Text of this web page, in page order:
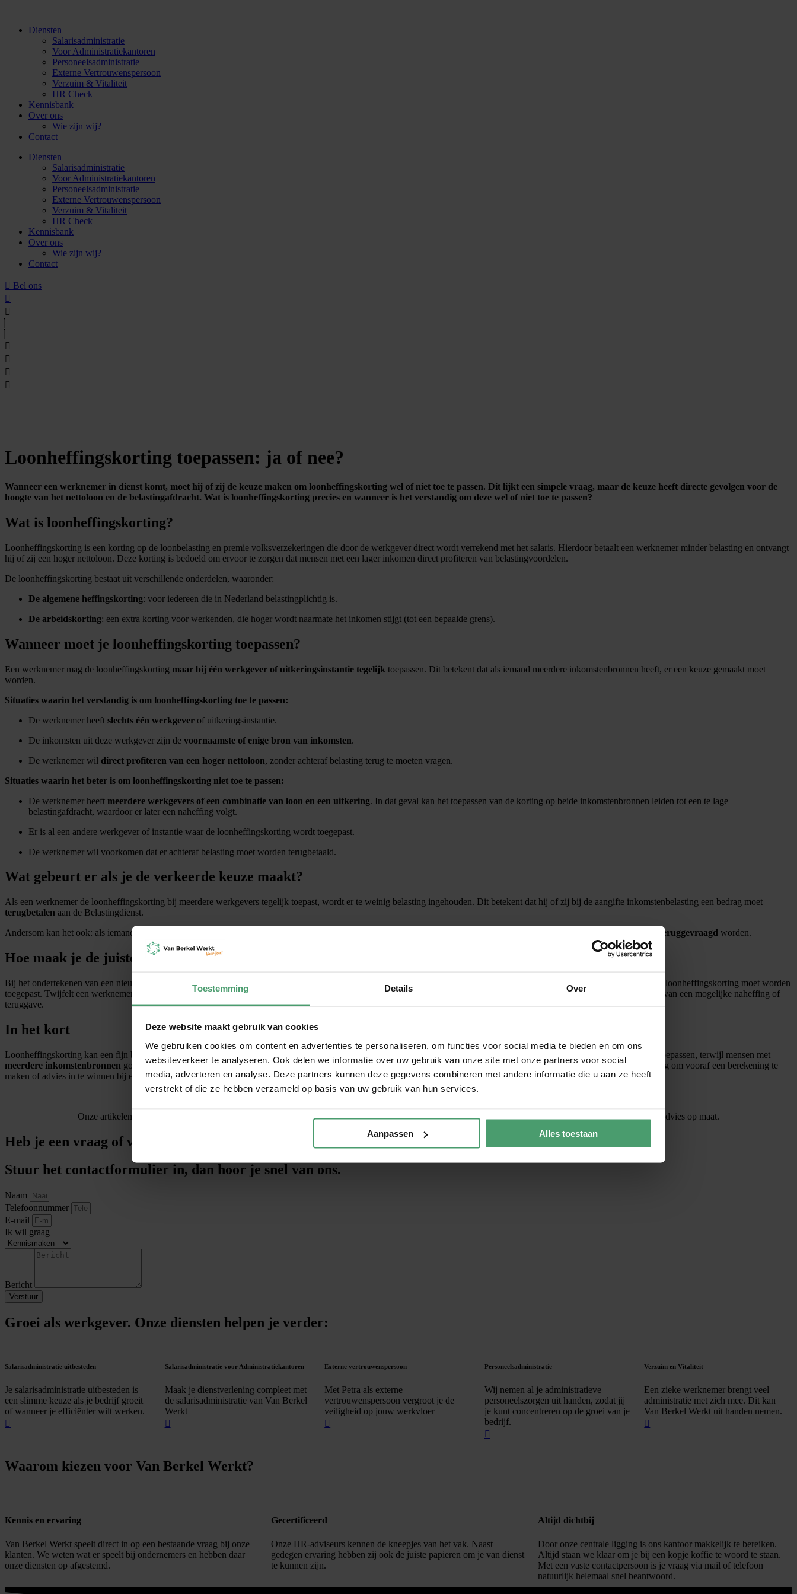
Toestemming Details Over
Deze website maakt gebruik van cookies
We gebruiken cookies om content en advertenties te personaliseren, om functies voor social media te bieden en om ons
websiteverkeer te analyseren. Ook delen we informatie over uw gebruik van onze site met onze partners voor social
media, adverteren en analyse. Deze partners kunnen deze gegevens combineren met andere informatie die u aan ze heeft
verstrekt of die ze hebben verzameld op basis van uw gebruik van hun services.
Aanpassen Alles toestaan
contentDiensten
Salarisadministratie
Voor Administratiekantoren
Personeelsadministratie
Externe Vertrouwenspersoon
Verzuim & Vitaliteit
HR Check
Kennisbank
Over ons
Wie zijn wij?
Contact
Diensten
Salarisadministratie
Voor Administratiekantoren
Personeelsadministratie
Externe Vertrouwenspersoon
Verzuim & Vitaliteit
HR Check
Kennisbank
Over ons
Wie zijn wij?
Contact
Bel ons
Loonheffingskorting toepassen: ja of nee?
Wanneer een werknemer in dienst komt, moet hij of zij de keuze maken om loonheffingskorting wel of niet toe te passen. Dit lijkt een simpele vraag, maar de keuze heeft directe gevolgen voor de
hoogte van het nettoloon en de belastingafdracht. Wat is loonheffingskorting precies en wanneer is het verstandig om deze wel of niet toe te passen?
Wat is loonheffingskorting?
Loonheffingskorting is een korting op de loonbelasting en premie volksverzekeringen die door de werkgever direct wordt verrekend met het salaris. Hierdoor betaalt een werknemer minder belasting en ontvangt
hij of zij een hoger nettoloon. Deze korting is bedoeld om ervoor te zorgen dat mensen met een lager inkomen direct profiteren van belastingvoordelen.
De loonheffingskorting bestaat uit verschillende onderdelen, waaronder:
De algemene heffingskorting: voor iedereen die in Nederland belastingplichtig is.
De arbeidskorting: een extra korting voor werkenden, die hoger wordt naarmate het inkomen stijgt (tot een bepaalde grens).
Wanneer moet je loonheffingskorting toepassen?
Een werknemer mag de loonheffingskorting maar bij één werkgever of uitkeringsinstantie tegelijk toepassen. Dit betekent dat als iemand meerdere inkomstenbronnen heeft, er een keuze gemaakt moet
worden.
Situaties waarin het verstandig is om loonheffingskorting toe te passen:
De werknemer heeft slechts één werkgever of uitkeringsinstantie.
De inkomsten uit deze werkgever zijn de voornaamste of enige bron van inkomsten.
De werknemer wil direct profiteren van een hoger nettoloon, zonder achteraf belasting terug te moeten vragen.
Situaties waarin het beter is om loonheffingskorting niet toe te passen:
De werknemer heeft meerdere werkgevers of een combinatie van loon en een uitkering. In dat geval kan het toepassen van de korting op beide inkomstenbronnen leiden tot een te lage
belastingafdracht, waardoor er later een naheffing volgt.
Er is al een andere werkgever of instantie waar de loonheffingskorting wordt toegepast.
De werknemer wil voorkomen dat er achteraf belasting moet worden terugbetaald.
Wat gebeurt er als je de verkeerde keuze maakt?
Als een werknemer de loonheffingskorting bij meerdere werkgevers tegelijk toepast, wordt er te weinig belasting ingehouden. Dit betekent dat hij of zij bij de aangifte inkomstenbelasting een bedrag moet
terugbetalen aan de Belastingdienst.
Andersom kan het ook: als iemand
teruggevraagd worden.
Hoe maak je de juiste keuze?
Bij het ondertekenen van een nieuwe arbeidsovereenkomst vult een werknemer het formulier ‘Model opgaaf gegevens voor de loonheffingen’ in. Hierin geeft hij of zij aan of de loonheffingskorting moet worden
toegepast. Twijfelt een werknemer? Dan kan het handig zijn om de voorlopige belastingaangifte te doen viaMijn Belastingdienst
, zodat direct inzichtelijk wordt of er sprake is van een mogelijke naheffing of
teruggave.
In het kort
Loonheffingskorting kan een fijn belastingvoordeel zijn, maar moet zorgvuldig worden toegepast. Werknemers metéén werkgever
kunnen de korting zonder problemen laten toepassen, terwijl mensen met
meerdere inkomstenbronnen goed moeten nadenken waar ze de korting laten verrekenen om een onverwachte belastingaanslag te voorkomen. Bij twijfel is het altijd verstandig om vooraf een berekening te
maken of advies in te winnen bij een belastingadviseur.
Onze artikelen zijn puur informatief. Hieraan kunnen geen rechten worden ontleend. Heb je vragen over jouw situatie? Neem dan altijd contact op voor een advies op maat.
Heb je een vraag of wil je meer informatie?
Stuur het contactformulier in, dan hoor je snel van ons.
Naam
Telefoonnummer
E-mail
Ik wil graag
Bericht
Verstuur
Groei als werkgever. Onze diensten helpen je verder:
Salarisadministratie uitbesteden
Je salarisadministratie uitbesteden is
een slimme keuze als je bedrijf groeit
of wanneer je efficiënter wilt werken.
Salarisadministratie voor Administratiekantoren
Maak je dienstverlening compleet met
de salarisadministratie van Van Berkel
Werkt
Externe vertrouwenspersoon
Met Petra als externe
vertrouwenspersoon vergroot je de
veiligheid op jouw werkvloer
Personeelsadministratie
Wij nemen al je administratieve
personeelszorgen uit handen, zodat jij
je kunt concentreren op de groei van je
bedrijf.
Verzuim en Vitaliteit
Een zieke werknemer brengt veel
administratie met zich mee. Dit kan
Van Berkel Werkt uit handen nemen.
Waarom kiezen voor Van Berkel Werkt?
Kennis en ervaring
Van Berkel Werkt speelt direct in op een bestaande vraag bij onze
klanten. We weten wat er speelt bij ondernemers en hebben daar
onze diensten op afgestemd.
Gecertificeerd
Onze HR-adviseurs kennen de kneepjes van het vak. Naast
gedegen ervaring hebben zij ook de juiste papieren om je van dienst
te kunnen zijn.
Altijd dichtbij
Door onze centrale ligging is ons kantoor makkelijk te bereiken.
Altijd staan we klaar om je bij een kopje koffie te woord te staan.
Met een vaste contactpersoon is je vraag via mail of telefoon
natuurlijk helemaal snel beantwoord.